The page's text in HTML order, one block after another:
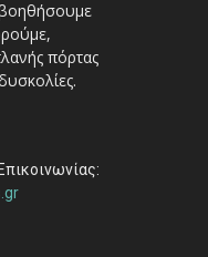
πόρτας